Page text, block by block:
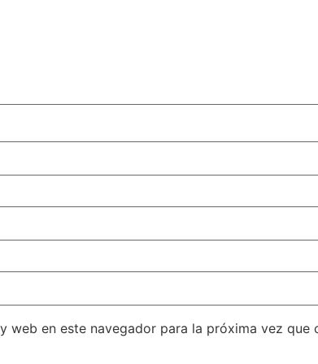
web en este navegador para la próxima vez que